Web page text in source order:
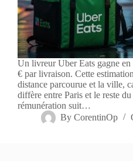
Un livreur Uber Eats gagne en
€ par livraison. Cette
distance parcourue et la ville,
diffère entre Paris et le reste
rémunération suit…
By CorentinOp